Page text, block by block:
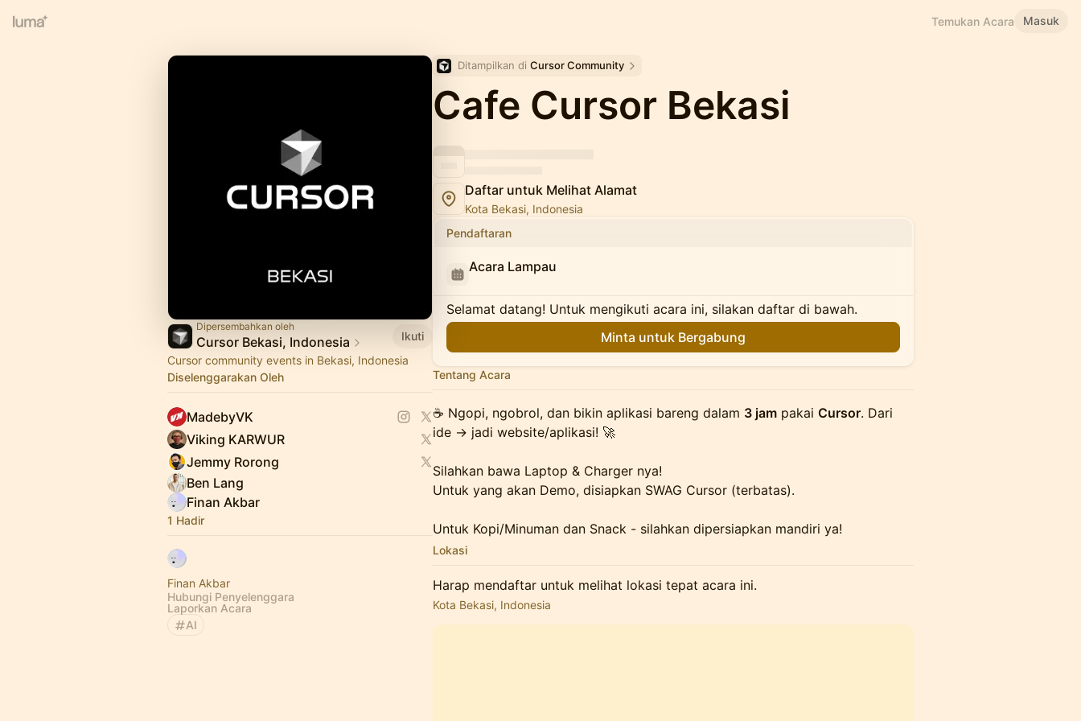
Temukan Acara Masuk
Dipersembahkan oleh
Cursor Bekasi, Indonesia
Ikuti
Cursor community events in Bekasi, Indonesia
Diselenggarakan Oleh
MadebyVK
Viking KARWUR
Jemmy Rorong
Ben Lang
Finan Akbar
1 Hadir
Finan Akbar
Hubungi Penyelenggara
Laporkan Acara
AI
Ditampilkan di Cursor Community
Cafe Cursor Bekasi
Daftar untuk Melihat Alamat
Kota Bekasi, Indonesia
Pendaftaran
Acara Lampau
Selamat datang! Untuk mengikuti acara ini, silakan daftar di bawah.
Minta untuk Bergabung
Tentang Acara
☕ Ngopi, ngobrol, dan bikin aplikasi bareng dalam 3 jam pakai Cursor. Dari
ide → jadi website/aplikasi! 🚀
Silahkan bawa Laptop & Charger nya!
Untuk yang akan Demo, disiapkan SWAG Cursor (terbatas).
Untuk Kopi/Minuman dan Snack - silahkan dipersiapkan mandiri ya!
Lokasi
Harap mendaftar untuk melihat lokasi tepat acara ini.
Kota Bekasi, Indonesia